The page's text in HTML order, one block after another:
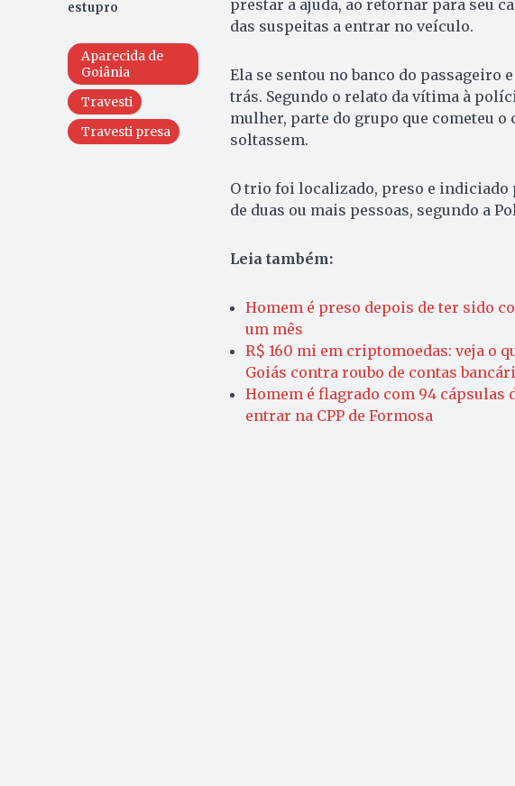
estupro
Aparecida de
Goiânia
Travesti
Travesti presa
prestar a ajuda, ao retornar para seu
das suspeitas a entrar no veículo.
Ela se sentou no banco do passageiro
trás. Segundo o relato da vítima à
mulher, parte do grupo que cometeu
soltassem.
O trio foi localizado, preso e
de duas ou mais pessoas, segundo a
Leia também:
Homem é preso depois de ter sido
um mês
R$ 160 mi em criptomoedas: veja o
Goiás contra roubo de contas
Homem é flagrado com 94 cápsulas
entrar na CPP de Formosa